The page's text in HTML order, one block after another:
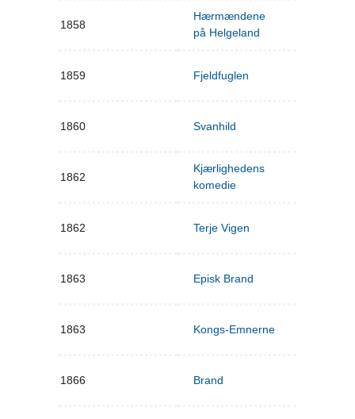
1858
Hærmændene
på Helgeland
1859 Fjeldfuglen
1860 Svanhild
1862
Kjærlighedens
komedie
1862 Terje Vigen
1863 Episk Brand
1863 Kongs-Emnerne
1866 Brand